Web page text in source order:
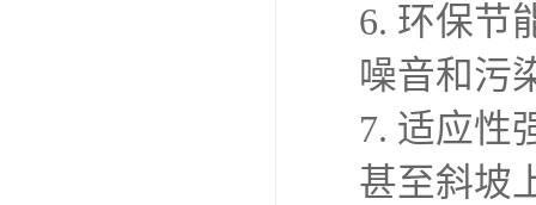
6. 环保节
噪音和污
7. 适应性
甚至斜坡